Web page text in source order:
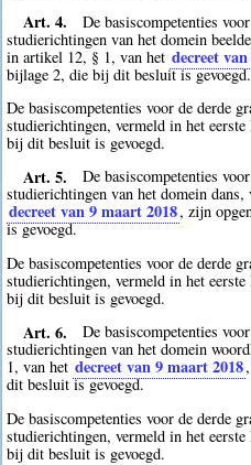
Art. 4.
De basiscompetenties
studierichtingen van het domein
in artikel 12, § 1, van het decreet
bijlage 2, die bij dit besluit is gevoegd.
De basiscompetenties voor de derde
studierichtingen, vermeld in het
bij dit besluit is gevoegd.
Art. 5.
De basiscompetenties
studierichtingen van het domein
decreet van 9 maart 2018, zijn
is gevoegd.
De basiscompetenties voor de derde
studierichtingen, vermeld in het
bij dit besluit is gevoegd.
Art. 6.
De basiscompetenties
studierichtingen van het domein
1, van het decreet van 9 maart 2018
dit besluit is gevoegd.
De basiscompetenties voor de derde
studierichtingen, vermeld in het
bij dit besluit is gevoegd.